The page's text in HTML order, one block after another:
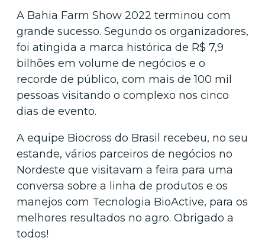
A Bahia Farm Show 2022 terminou com
grande sucesso. Segundo os organizadores,
foi atingida a marca histórica de R$ 7,9
bilhões em volume de negócios e o
recorde de público, com mais de 100 mil
pessoas visitando o complexo nos cinco
dias de evento.
A equipe Biocross do Brasil recebeu, no seu
estande, vários parceiros de negócios no
Nordeste que visitavam a feira para uma
conversa sobre a linha de produtos e os
manejos com Tecnologia BioActive, para os
melhores resultados no agro. Obrigado a
todos!